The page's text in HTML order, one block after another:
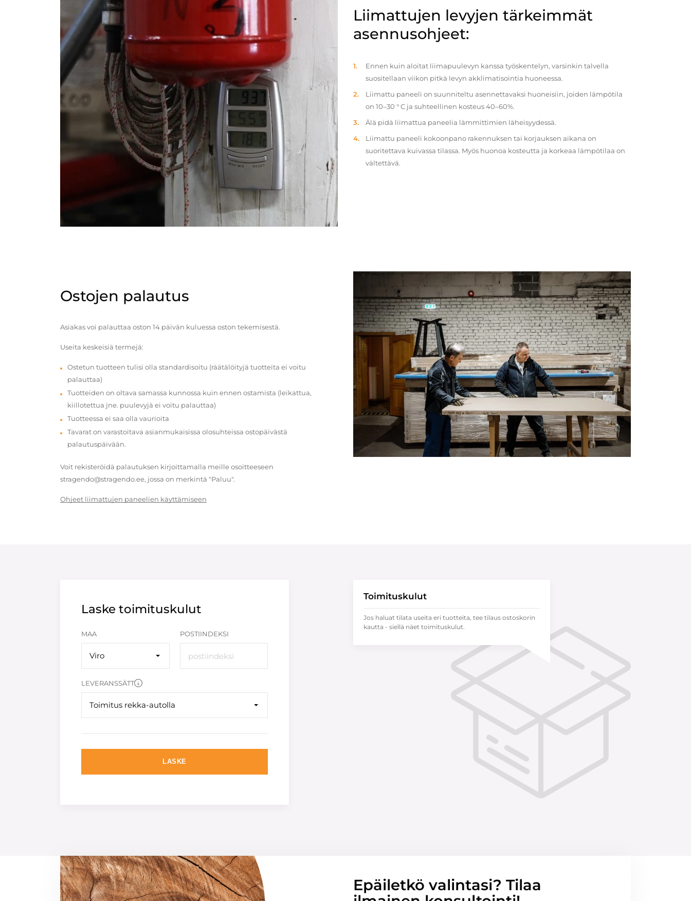
Liimattujen levyjen tärkeimmät
asennusohjeet:
Ennen kuin aloitat liimapuulevyn kanssa työskentelyn, varsinkin talvella
suositellaan viikon pitkä levyn akklimatisointia huoneessa.
Liimattu paneeli on suunniteltu asennettavaksi huoneisiin, joiden lämpötila
on 10–30 ° C ja suhteellinen kosteus 40–60%.
Älä pidä liimattua paneelia lämmittimien läheisyydessä.
Liimattu paneeli kokoonpano rakennuksen tai korjauksen aikana on
suoritettava kuivassa tilassa. Myös huonoa kosteutta ja korkeaa lämpötilaa on
vältettävä.
Ostojen palautus
Asiakas voi palauttaa oston 14 päivän kuluessa oston tekemisestä.
Useita keskeisiä termejä:
Ostetun tuotteen tulisi olla standardisoitu (räätälöityjä tuotteita ei voitu
palauttaa)
Tuotteiden on oltava samassa kunnossa kuin ennen ostamista (leikattua,
kiillotettua jne. puulevyjä ei voitu palauttaa)
Tuotteessa ei saa olla vaurioita
Tavarat on varastoitava asianmukaisissa olosuhteissa ostopäivästä
palautuspäivään.
Voit rekisteröidä palautuksen kirjoittamalla meille osoitteeseen
stragendo@stragendo.ee, jossa on merkintä "Paluu".
Ohjeet liimattujen paneelien käyttämiseen
Laske toimituskulut
MAA
Viro
POSTIINDEKSI
LEVERANSSÄTT
Toimitus rekka-autolla
LASKE
Toimituskulut
Jos haluat tilata useita eri tuotteita, tee tilaus ostoskorin
kautta - siellä näet toimituskulut.
Epäiletkö valintasi? Tilaa